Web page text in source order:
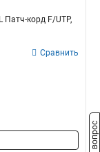
Патч-корд F/UTP,
Сравнить